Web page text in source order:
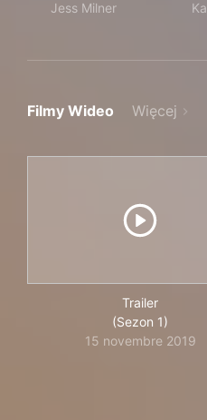
Jess Milner
Filmy Wideo Więcej
Trailer
(Sezon 1)
15 novembre 2019